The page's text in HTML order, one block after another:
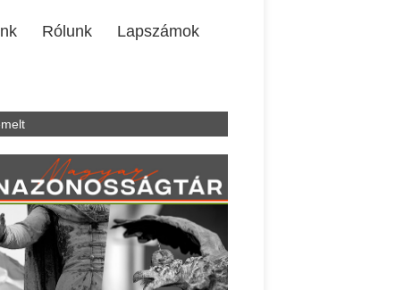
Rólunk
Lapszámok